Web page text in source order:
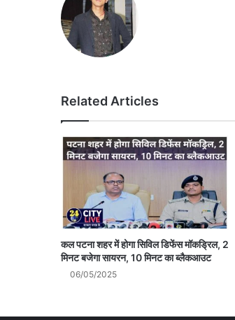
Related Articles
कल पटना शहर में होगा सिविल डिफेंस मॉकड्रिल, 2
मिनट बजेगा सायरन, 10 मिनट का ब्लैकआउट
06/05/2025